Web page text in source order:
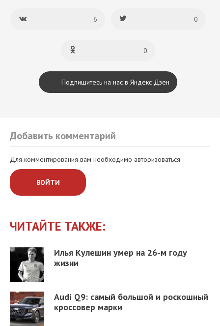
6 0
0
Подпишитесь на нас в Яндекс Дзен
Добавить комментарий
Для комментирования вам необходимо авторизоваться
ВОЙТИ
ЧИТАЙТЕ ТАКЖЕ:
Илья Кулешин умер на 26-м году
жизни
Audi Q9: самый большой и роскошный
кроссовер марки